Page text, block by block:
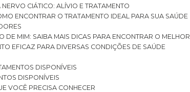
NERVO CIÁTICO: ALÍVIO E TRATAMENTO
ENCONTRAR O TRATAMENTO IDEAL PARA SUA SAÚDE
DE MIM: SAIBA MAIS DICAS PARA ENCONTRAR O MELHOR
EFICAZ PARA DIVERSAS CONDIÇÕES DE SAÚDE
DISPONÍVEIS
DISPONÍVEIS
VOCÊ PRECISA CONHECER